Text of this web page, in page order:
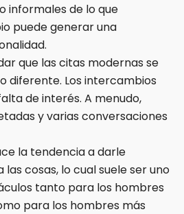
informales de lo que
puede generar una
que las citas modernas se
diferente. Los intercambios
de interés. A menudo,
y varias conversaciones
la tendencia a darle
cosas, lo cual suele ser uno
tanto para los hombres
para los hombres más